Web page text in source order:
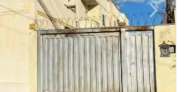
arrow_forward_ios
Next